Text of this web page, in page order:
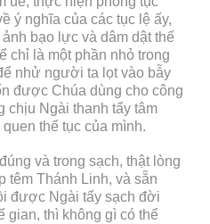
ý nghĩa của các tục lệ ấy,
bạo lực và dâm dật thế
chỉ là một phần nhỏ trong
nhử người ta lọt vào bẫy
được Chúa dùng cho công
chịu Ngài thanh tẩy tâm
thế tục của mình.
và trong sạch, thật lòng
têm Thánh Linh, và sẵn
được Ngài tẩy sạch đời
gian, thì không gì có thể